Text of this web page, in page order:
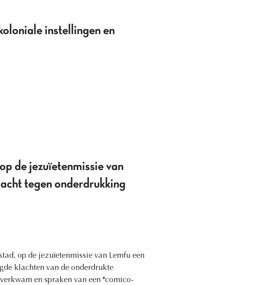
instellingen en
de jezuïetenmissie van
tegen onderdrukking
op de jezuïetenmissie van Lemfu een
klachten van de onderdrukte
en spraken van een "comico-